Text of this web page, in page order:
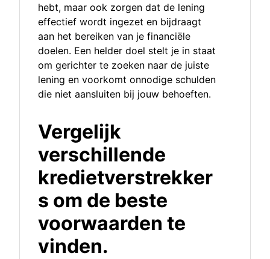
hebt, maar ook zorgen dat de lening
effectief wordt ingezet en bijdraagt
aan het bereiken van je financiële
doelen. Een helder doel stelt je in staat
om gerichter te zoeken naar de juiste
lening en voorkomt onnodige schulden
die niet aansluiten bij jouw behoeften.
Vergelijk
verschillende
kredietverstrekker
s om de beste
voorwaarden te
vinden.